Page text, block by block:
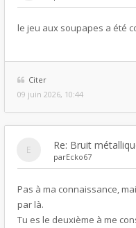
le jeu aux soupapes a été
Citer
09 juin 2026, 10:44
Re: Bruit
parEcko67
Pas à ma connaissance,
par là.
Tu es le deuxième à me